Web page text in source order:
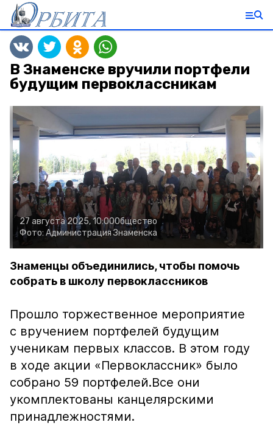
В Знаменске вручили портфели
будущим первоклассникам
27 августа 2025, 10:00Общество
Фото:Администрация Знаменска
Знаменцы объединились, чтобы помочь
собрать в школу первоклассников
Прошло торжественное мероприятие
с вручением портфелей будущим
ученикам первых классов. В этом году
в ходе акции «Первоклассник» было
собрано 59 портфелей.Все они
укомплектованы канцелярскими
принадлежностями.